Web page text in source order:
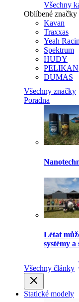
Všechny
Oblíbené značky
Kavan
Traxxas
Yeah
Spektrum
HUDY
PELIKAN
DUMAS
Všechny značky
Poradna
Létat
systémy
Všechny články
Statické modely